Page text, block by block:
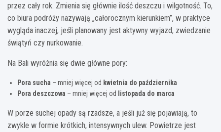
przez cały rok. Zmienia się głównie ilość deszczu i wilgotność. To,
co biura podróży nazywają „całorocznym kierunkiem”, w praktyce
wygląda inaczej, jeśli planowany jest aktywny wyjazd, zwiedzanie
świątyń czy nurkowanie.
Na Bali wyróżnia się dwie główne pory:
Pora sucha – mniej więcej od kwietnia do października
Pora deszczowa – mniej więcej od listopada do marca
W porze suchej opady są rzadsze, a jeśli już się pojawiają, to
zwykle w formie krótkich, intensywnych ulew. Powietrze jest